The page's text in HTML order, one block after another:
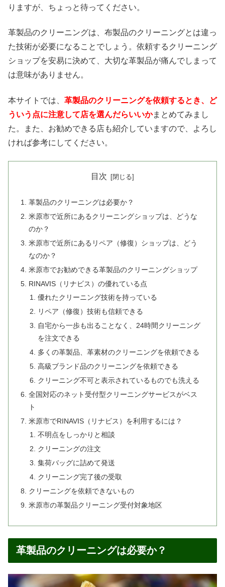
りますが、ちょっと待ってください。
革製品のクリーニングは、布製品のクリーニングとは違っ
た技術が必要になることでしょう。依頼するクリーニング
ショップを安易に決めて、大切な革製品が痛んでしまって
は意味がありません。
本サイトでは、 革製品のクリーニングを依頼するとき、ど
ういう点に注意して店を選んだらいいかまとめてみまし
た。また、お勧めできる店も紹介していますので、よろし
ければ参考にしてください。
目次
革製品のクリーニングは必要か？
米原市で近所にあるクリーニングショップは、どうな
のか？
米原市で近所にあるリペア（修復）ショップは、どう
なのか？
米原市でお勧めできる革製品のクリーニングショップ
RINAVIS（リナビス）の優れている点
優れたクリーニング技術を持っている
リペア（修復）技術も信頼できる
自宅から一歩も出ることなく、24時間クリーニング
を注文できる
多くの革製品、革素材のクリーニングを依頼できる
高級ブランド品のクリーニングを依頼できる
クリーニング不可と表示されているものでも洗える
全国対応のネット受付型クリーニングサービスがベス
ト
米原市でRINAVIS（リナビス）を利用するには？
不明点をしっかりと相談
クリーニングの注文
集荷バッグに詰めて発送
クリーニング完了後の受取
クリーニングを依頼できないもの
米原市の革製品クリーニング受付対象地区
革製品のクリーニングは必要か？